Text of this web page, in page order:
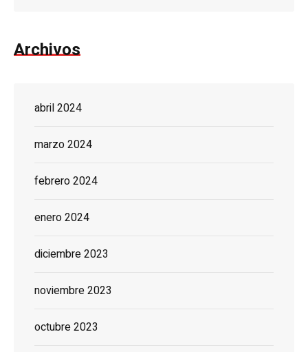
Archivos
abril 2024
marzo 2024
febrero 2024
enero 2024
diciembre 2023
noviembre 2023
octubre 2023